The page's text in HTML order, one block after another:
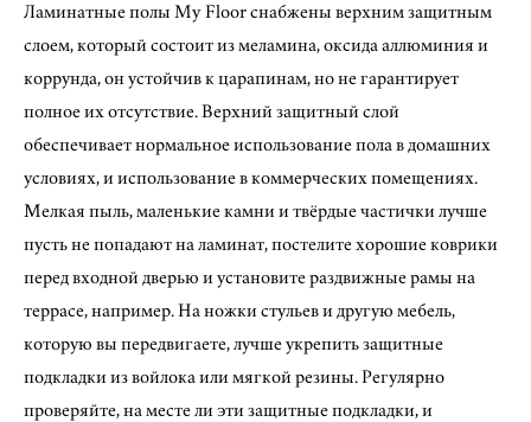
Ламинатные полы My Floor снабжены верхним защитным
слоем, который состоит из меламина, оксида аллюминия и
коррунда, он устойчив к царапинам, но не гарантирует
полное их отсутствие. Верхний защитный слой
обеспечивает нормальное использование пола в домашних
условиях, и использование в коммерческих помещениях.
Мелкая пыль, маленькие камни и твёрдые частички лучше
пусть не попадают на ламинат, постелите хорошие коврики
перед входной дверью и установите раздвижные рамы на
террасе, например. На ножки стульев и другую мебель,
которую вы передвигаете, лучше укрепить защитные
подкладки из войлока или мягкой резины. Регулярно
проверяйте, на месте ли эти защитные подкладки, и